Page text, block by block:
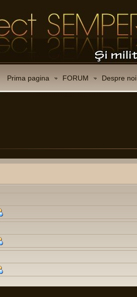
Prima pagina FORUM Despre noi